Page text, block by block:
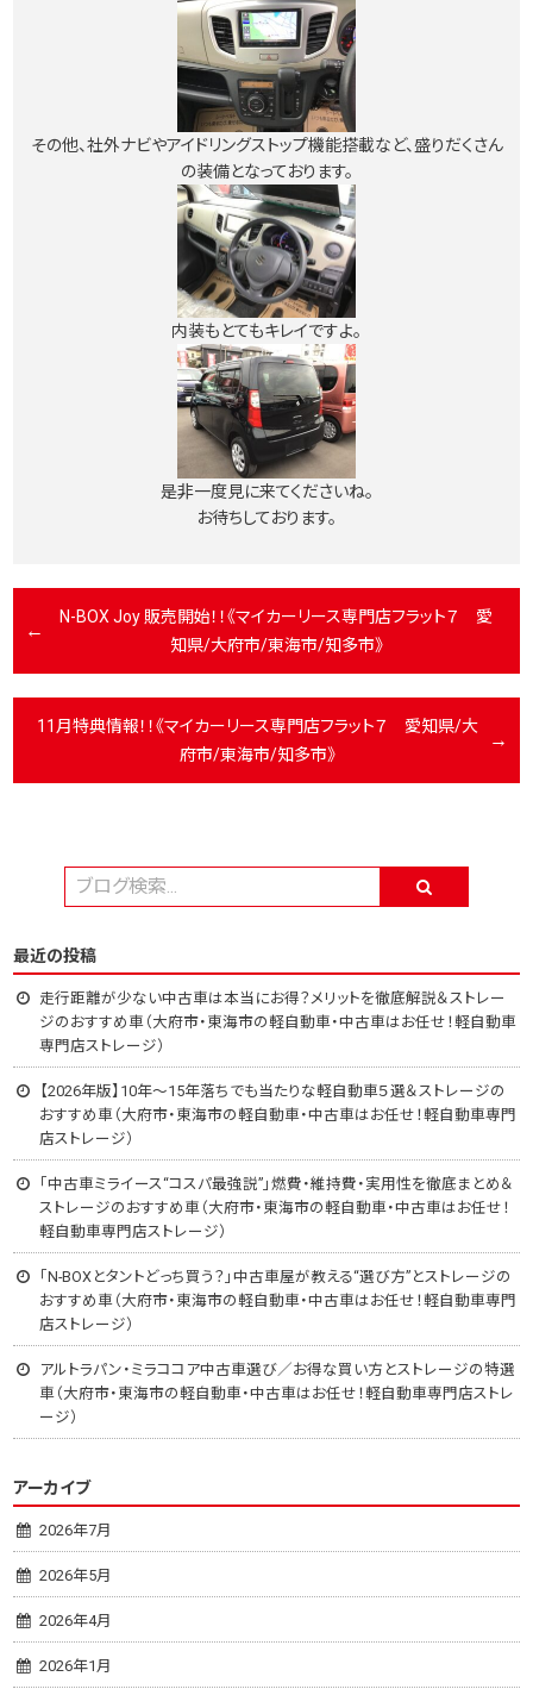
その他、社外ナビやアイドリングストップ機能搭載など、盛りだくさん
の装備となっております。
内装もとてもキレイですよ。
是非一度見に来てくださいね。
お待ちしております。
N-BOX Joy 販売開始！！《マイカーリース専門店フラット７ 愛
知県/大府市/東海市/知多市》
11月特典情報！！《マイカーリース専門店フラット７ 愛知県/大
府市/東海市/知多市》
最近の投稿
走行距離が少ない中古車は本当にお得？メリットを徹底解説＆ストレー
ジのおすすめ車（大府市・東海市の軽自動車・中古車はお任せ！軽自動車
専門店ストレージ）
【2026年版】10年～15年落ちでも当たりな軽自動車５選＆ストレージの
おすすめ車（大府市・東海市の軽自動車・中古車はお任せ！軽自動車専門
店ストレージ）
「中古車ミライース“コスパ最強説”」燃費・維持費・実用性を徹底まとめ＆
ストレージのおすすめ車（大府市・東海市の軽自動車・中古車はお任せ！
軽自動車専門店ストレージ）
「N-BOXとタントどっち買う？」中古車屋が教える“選び方”とストレージの
おすすめ車（大府市・東海市の軽自動車・中古車はお任せ！軽自動車専門
店ストレージ）
アルトラパン・ミラココア中古車選び／お得な買い方とストレージの特選
車（大府市・東海市の軽自動車・中古車はお任せ！軽自動車専門店ストレ
ージ）
アーカイブ
2026年7月
2026年5月
2026年4月
2026年1月